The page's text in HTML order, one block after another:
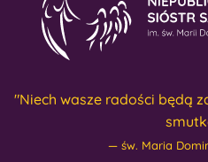
"Niech wasze radości będą
św. Maria